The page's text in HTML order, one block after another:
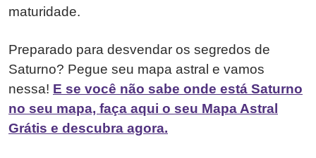
maturidade.
Preparado para desvendar os segredos de
Saturno? Pegue seu mapa astral e vamos
nessa! E se você não sabe onde está Saturno
no seu mapa, faça aqui o seu Mapa Astral
Grátis e descubra agora.